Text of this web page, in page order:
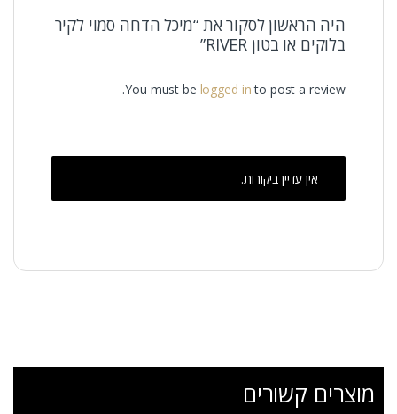
היה הראשון לסקור את “מיכל הדחה סמוי לקיר
בלוקים או בטון RIVER”
You must be logged into post a review.
אין עדיין ביקורות.
מוצרים קשורים